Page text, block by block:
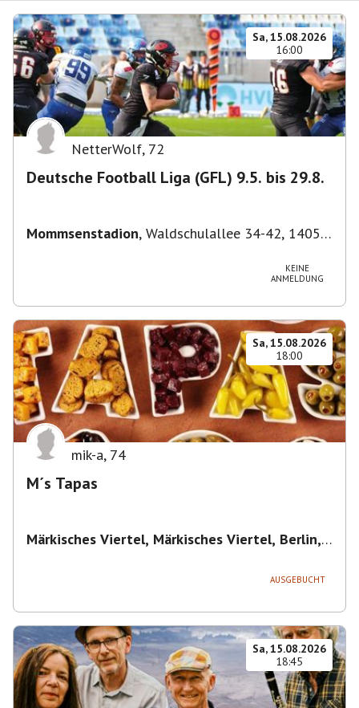
Sa, 15.08.2026
16:00
NetterWolf, 72
Deutsche Football Liga (GFL) 9.5. bis 29.8.
Mommsenstadion, Waldschulallee 34-42, 14055
KEINE
ANMELDUNG
Sa, 15.08.2026
18:00
mik-a, 74
M´s Tapas
Märkisches Viertel, Märkisches Viertel, Berlin,
AUSGEBUCHT
Sa, 15.08.2026
18:45